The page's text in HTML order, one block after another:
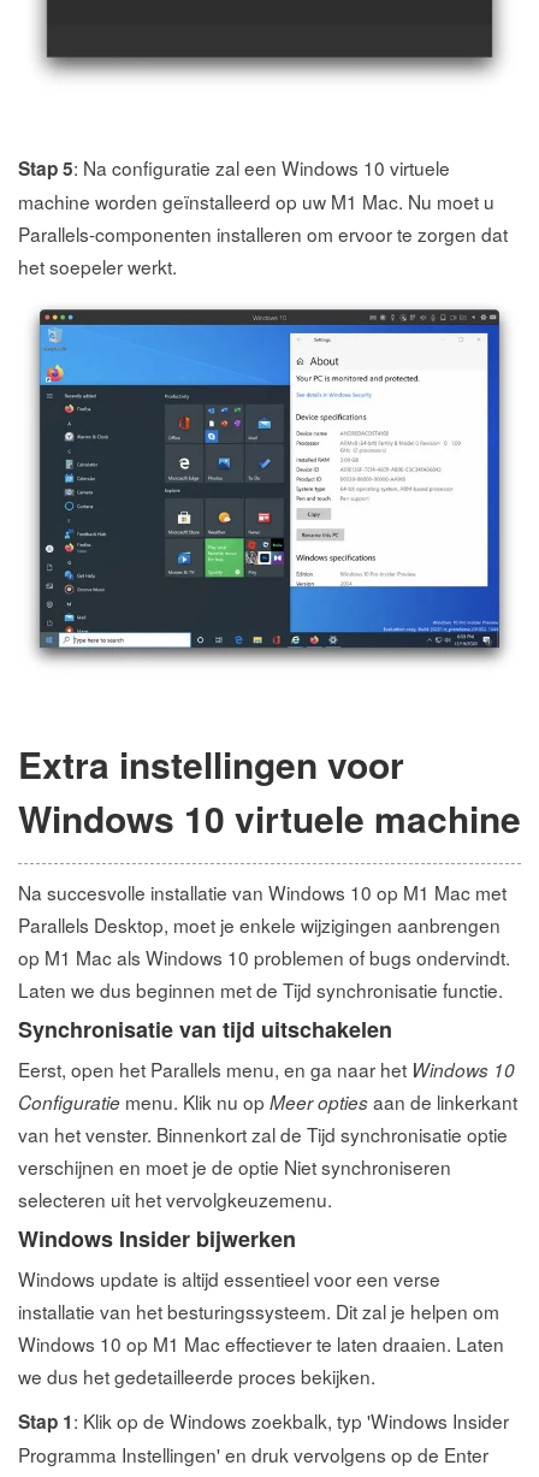
Stap 5: Na configuratie zal een Windows 10 virtuele
machine worden geïnstalleerd op uw M1 Mac. Nu moet u
Parallels-componenten installeren om ervoor te zorgen dat
het soepeler werkt.
Extra instellingen voor
Windows 10 virtuele machine
Na succesvolle installatie van Windows 10 op M1 Mac met
Parallels Desktop, moet je enkele wijzigingen aanbrengen
op M1 Mac als Windows 10 problemen of bugs ondervindt.
Laten we dus beginnen met de Tijd synchronisatie functie.
Synchronisatie van tijd uitschakelen
Eerst, open het Parallels menu, en ga naar het Windows 10
Configuratie menu. Klik nu op Meer optiesaan de linkerkant
van het venster. Binnenkort zal de Tijd synchronisatie optie
verschijnen en moet je de optie Niet synchroniseren
selecteren uit het vervolgkeuzemenu.
Windows Insider bijwerken
Windows update is altijd essentieel voor een verse
installatie van het besturingssysteem. Dit zal je helpen om
Windows 10 op M1 Mac effectiever te laten draaien. Laten
we dus het gedetailleerde proces bekijken.
Stap 1: Klik op de Windows zoekbalk, typ 'Windows Insider
Programma Instellingen' en druk vervolgens op de Enter